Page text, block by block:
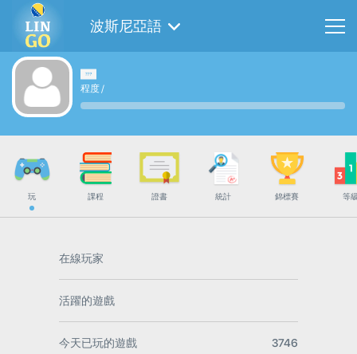
波斯尼亞語
程度/
玩 課程 證書 統計 錦標賽 等
在線玩家
活躍的遊戲
今天已玩的遊戲 3746